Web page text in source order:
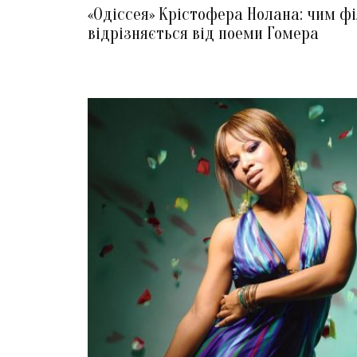
«Одіссея» Крістофера Нолана: чим
відрізняється від поеми Гомера